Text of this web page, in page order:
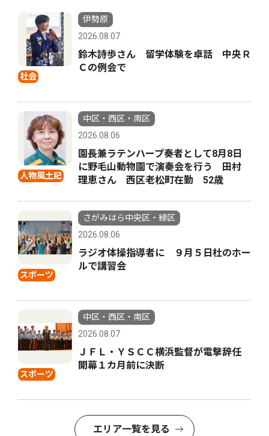
社会
伊勢原
2026.08.07
鈴木詩歩さん 留学体験を卓話 中央Ｒ
Ｃの例会で
人物風土記
中区・西区・南区
2026.08.06
園長兼ラテンハープ奏者として8月8日
に野毛山動物園で演奏会を行う 田村
理恵さん 西区老松町在勤 52歳
スポーツ
さがみはら中央区・緑区
2026.08.06
ラジオ体操指導者に ９月５日杜のホー
ルで講習会
スポーツ
中区・西区・南区
2026.08.07
ＪＦＬ・ＹＳＣＣ横浜監督が電撃辞任
開幕１カ月前に決断
エリア一覧を見る